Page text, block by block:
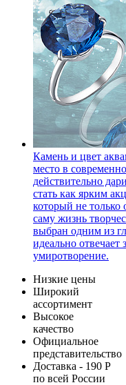
Камень и цвет
место в
действительно
стать как ярким
который не только
саму жизнь
выбран одним из
идеально отвечает
умиротворение.
Низкие цены
Широкий
ассортимент
Высокое
качество
Официальное
представительство
Доставка - 190 Р
по всей России